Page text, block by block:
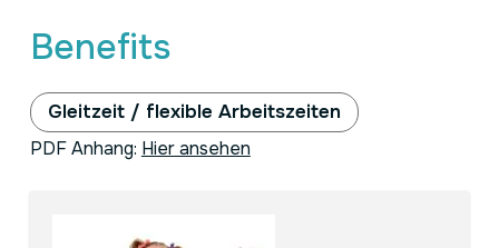
Benefits
Gleitzeit / flexible Arbeitszeiten
PDF Anhang: Hier ansehen